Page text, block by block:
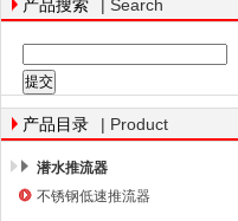
南京南蓝环保产业有限公司
产品搜索 | Search
产品目录 | Product
潜水推流器
不锈钢低速推流器